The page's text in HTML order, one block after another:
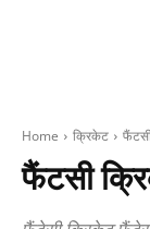
Home क्रिकेट
फैंटसी